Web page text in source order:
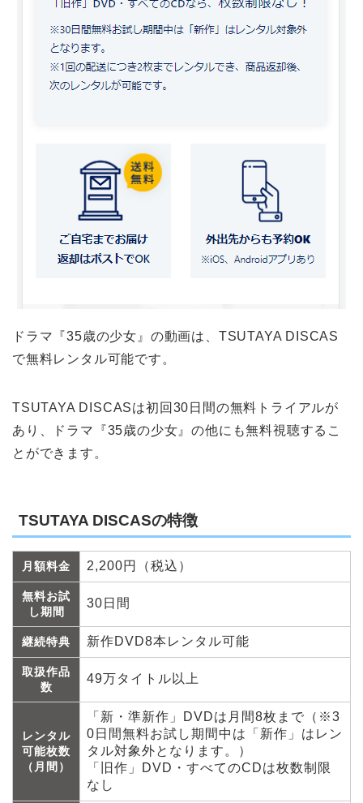
ドラマ『35歳の少女』の動画は、TSUTAYA DISCAS
で無料レンタル可能です。
TSUTAYA DISCASは初回30日間の無料トライアルが
あり、ドラマ『35歳の少女』の他にも無料視聴するこ
とができます。
TSUTAYA DISCASの特徴
月額料金 2,200円（税込）
無料お試
し期間
30日間
継続特典 新作DVD8本レンタル可能
取扱作品
数
49万タイトル以上
レンタル
可能枚数
（月間）
「新・準新作」DVDは月間8枚まで（※3
0日間無料お試し期間中は「新作」はレン
タル対象外となります。）
「旧作」DVD・すべてのCDは枚数制限
なし